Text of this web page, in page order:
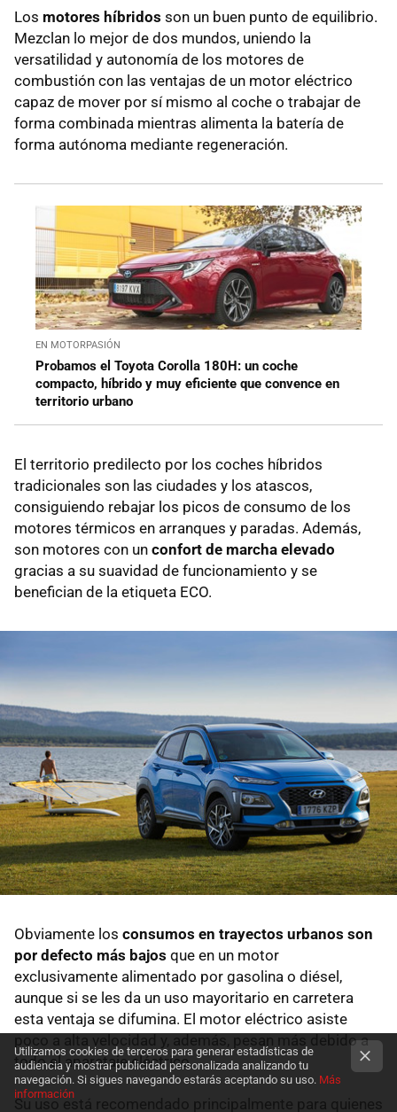
Los motores híbridos son un buen punto de equilibrio.
Mezclan lo mejor de dos mundos, uniendo la
versatilidad y autonomía de los motores de
combustión con las ventajas de un motor eléctrico
capaz de mover por sí mismo al coche o trabajar de
forma combinada mientras alimenta la batería de
forma autónoma mediante regeneración.
EN MOTORPASIÓN
Probamos el Toyota Corolla 180H: un coche
compacto, híbrido y muy eficiente que convence en
territorio urbano
El territorio predilecto por los coches híbridos
tradicionales son las ciudades y los atascos,
consiguiendo rebajar los picos de consumo de los
motores térmicos en arranques y paradas. Además,
son motores con un confort de marcha elevado
gracias a su suavidad de funcionamiento y se
benefician de la etiqueta ECO.
Obviamente los consumos en trayectos urbanos son
por defecto más bajos que en un motor
exclusivamente alimentado por gasolina o diésel,
aunque si se les da un uso mayoritario en carretera
esta ventaja se difumina. El motor eléctrico asiste
poco a alta velocidad y, además, pesan más debido a
todo el aparataje eléctrico.
Su uso está recomendado principalmente para quienes
Utilizamos cookies de terceros para generar estadísticas de
audiencia y mostrar publicidad personalizada analizando tu
navegación. Si sigues navegando estarás aceptando su uso. Más
información